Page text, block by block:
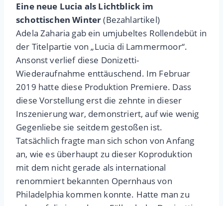
Eine neue Lucia als Lichtblick im
schottischen Winter(Bezahlartikel)
Adela Zaharia gab ein umjubeltes Rollendebüt in
der Titelpartie von „Lucia di Lammermoor“.
Ansonst verlief diese Donizetti-
Wiederaufnahme enttäuschend. Im Februar
2019 hatte diese Produktion Premiere. Dass
diese Vorstellung erst die zehnte in dieser
Inszenierung war, demonstriert, auf wie wenig
Gegenliebe sie seitdem gestoßen ist.
Tatsächlich fragte man sich schon von Anfang
an, wie es überhaupt zu dieser Koproduktion
mit dem nicht gerade als international
renommiert bekannten Opernhaus von
Philadelphia kommen konnte. Hatte man zu